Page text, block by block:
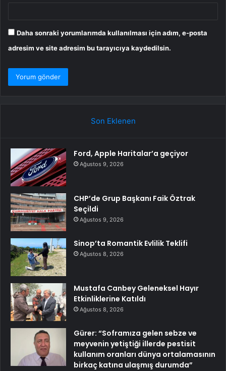
Daha sonraki yorumlarımda kullanılması için adım, e-posta
adresim ve site adresim bu tarayıcıya kaydedilsin.
Son Eklenen
Ford, Apple Haritalar’a geçiyor
Ağustos 9, 2026
CHP’de Grup Başkanı Faik Öztrak
Seçildi
Ağustos 9, 2026
Sinop’ta Romantik Evlilik Teklifi
Ağustos 8, 2026
Mustafa Canbey Geleneksel Hayır
Etkinliklerine Katıldı
Ağustos 8, 2026
Gürer: “Soframıza gelen sebze ve
meyvenin yetiştiği illerde pestisit
kullanım oranları dünya ortalamasının
birkaç katına ulaşmış durumda”